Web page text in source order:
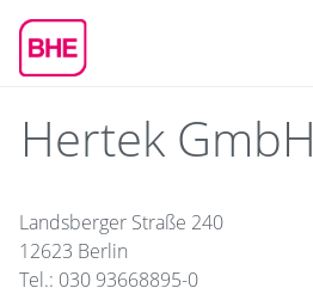
Hertek GmbH
Landsberger Straße 240
12623 Berlin
Tel.: 030 93668895-0